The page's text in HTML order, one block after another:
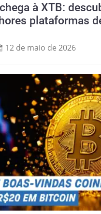
à XTB:
plataformas
12 de maio de 2026